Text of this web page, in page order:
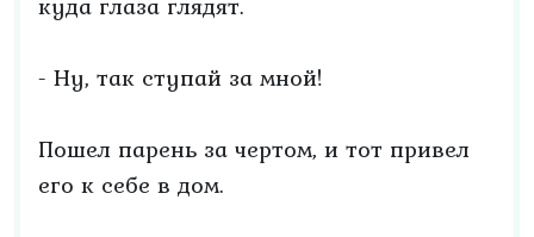
- Ну, так ступай за мной!
Пошел парень за чертом, и тот привел
его к себе в дом.